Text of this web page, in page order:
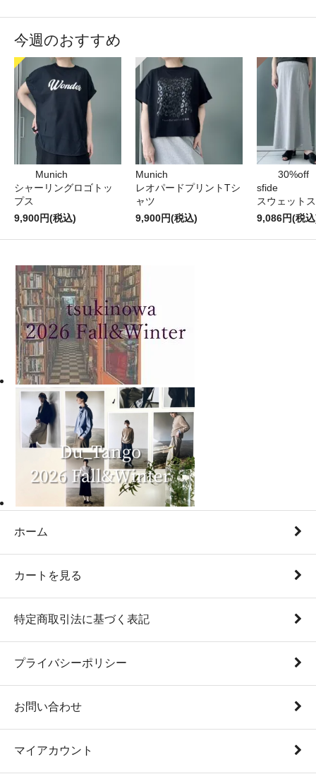
今週のおすすめ
Munich
シャーリングロゴトッ
プス
9,900円(税込)
Munich
レオパードプリントTシ
ャツ
9,900円(税込)
30%off
sfide
スウェット
9,086円(税
ホーム
カートを見る
特定商取引法に基づく表記
プライバシーポリシー
お問い合わせ
マイアカウント